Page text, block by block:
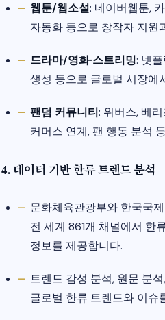
웹툰/웹소설: 네이버웹툰,
자동화 등으로 창작자 지원
드라마/영화·스트리밍: 넷
생성 등으로 글로벌 시장에
팬덤 커뮤니티: 위버스, 베
커머스 연계, 팬 행동 분석
4. 데이터 기반 한류 트렌드 분석
문화체육관광부와 한국국
전 세계 861개 채널에서 한
정보를 제공합니다.
트렌드 감성 분석, 원문 분
글로벌 한류 트렌드와 이슈